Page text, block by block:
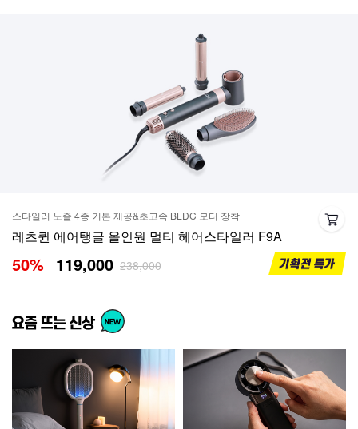
스타일러 노즐 4종 기본 제공&초고속 BLDC 모터 장착
레츠퀸 에어탱글 올인원 멀티 헤어스타일러 F9A
50% 119,000 238,000